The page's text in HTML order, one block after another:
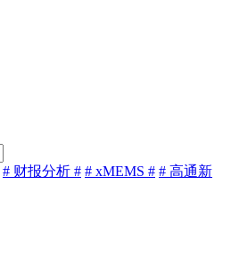
# 财报分析 # # xMEMS # # 高通新